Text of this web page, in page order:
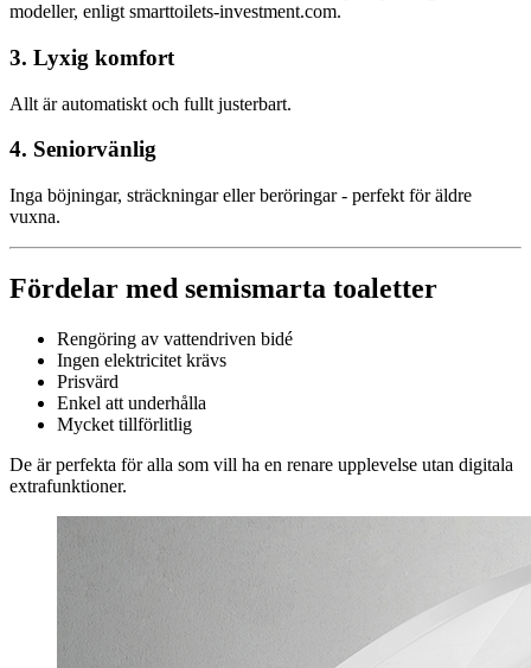
modeller, enligt smarttoilets-investment.com.
3. Lyxig komfort
Allt är automatiskt och fullt justerbart.
4. Seniorvänlig
Inga böjningar, sträckningar eller beröringar - perfekt för äldre
vuxna.
Fördelar med semismarta toaletter
Rengöring av vattendriven bidé
Ingen elektricitet krävs
Prisvärd
Enkel att underhålla
Mycket tillförlitlig
De är perfekta för alla som vill ha en renare upplevelse utan digitala
extrafunktioner.